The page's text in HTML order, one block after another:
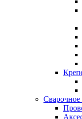
Сварочное